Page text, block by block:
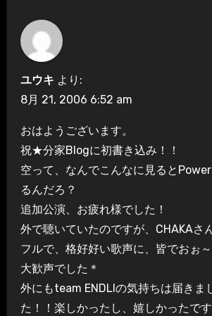
ユウキ より:
8月 21, 2006 6:52 am
おはようございます。
祝★分家Blogに初書き込み！！
空って、なんでこんなに見ると
るんだろ？
追加公演、お疲れ様でした！
外で聴いていたのですが、CHAKAさ
フルで、格好好い歌声に、皆でおぉ
大歓声でした＊
外にもteam ENDLIの気持ちは届きま
た！！楽しかったし、嬉しかったです